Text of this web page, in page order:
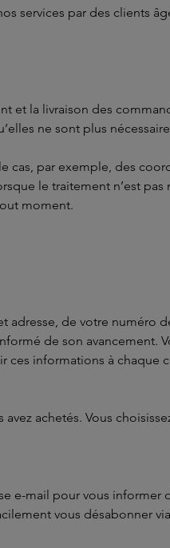
services par des clients
la livraison des
ne sont plus
par exemple, des
le traitement n’est
moment.
de votre numéro
de son avancement.
informations à
achetés. Vous
e-mail pour vous
vous désabonner